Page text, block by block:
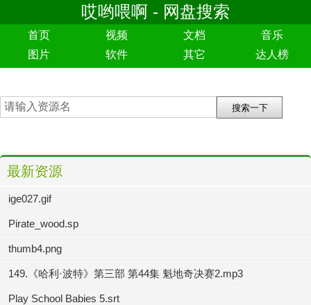
哎哟喂啊 - 网盘搜索
首页 视频 文档
音乐
图片
软件 其它 达人榜
最新资源
ige027.gif
Pirate_wood.sp
thumb4.png
149.《哈利·波特》第三部 第44集 魁地奇决赛2.mp3
Play School Babies 5.srt